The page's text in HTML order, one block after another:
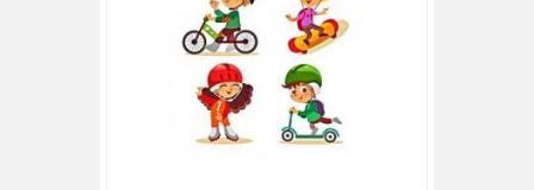
М'яч футбольний